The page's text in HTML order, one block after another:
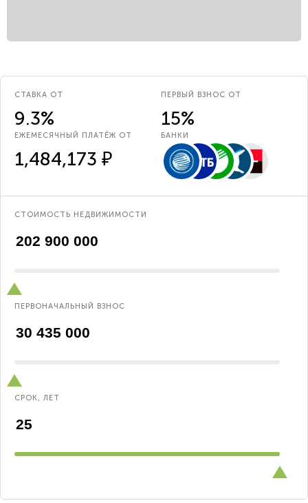
СТАВКА ОТ
9.3%
ПЕРВЫЙ ВЗНОС ОТ
15%
ЕЖЕМЕСЯЧНЫЙ ПЛАТЁЖ ОТ
1,484,173 ₽
БАНКИ
СТОИМОСТЬ НЕДВИЖИМОСТИ
ПЕРВОНАЧАЛЬНЫЙ ВЗНОС
СРОК, ЛЕТ